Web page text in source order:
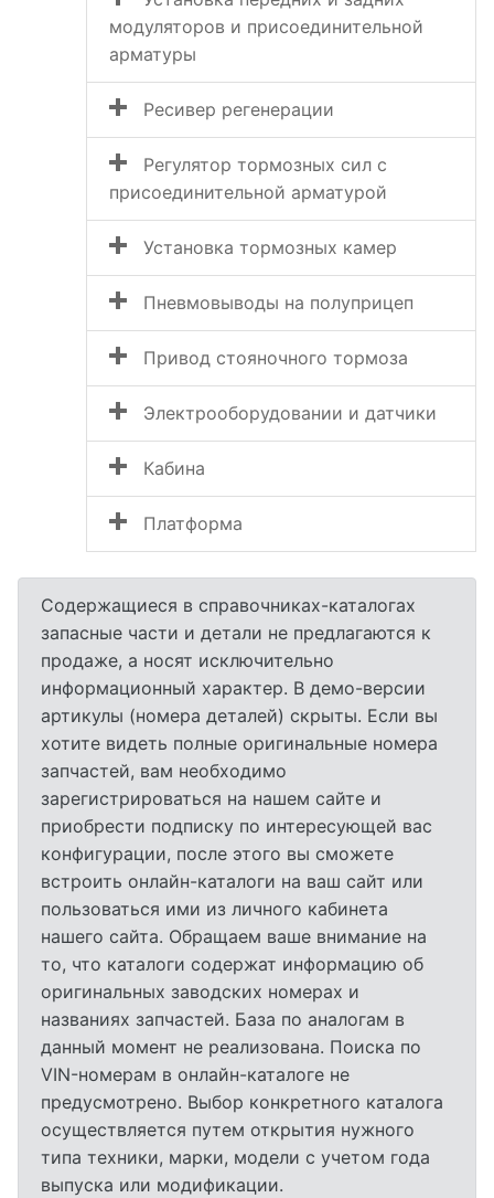
модуляторов и присоединительной
арматуры
Ресивер регенерации
Регулятор тормозных сил с
присоединительной арматурой
Установка тормозных камер
Пневмовыводы на полуприцеп
Привод стояночного тормоза
Электрооборудовании и датчики
Кабина
Платформа
Содержащиеся в справочниках-каталогах
запасные части и детали не предлагаются к
продаже, а носят исключительно
информационный характер. В демо-версии
артикулы (номера деталей) скрыты. Если вы
хотите видеть полные оригинальные номера
запчастей, вам необходимо
зарегистрироваться на нашем сайте и
приобрести подписку по интересующей вас
конфигурации, после этого вы сможете
встроить онлайн-каталоги на ваш сайт или
пользоваться ими из личного кабинета
нашего сайта. Обращаем ваше внимание на
то, что каталоги содержат информацию об
оригинальных заводских номерах и
названиях запчастей. База по аналогам в
данный момент не реализована. Поиска по
VIN-номерам в онлайн-каталоге не
предусмотрено. Выбор конкретного каталога
осуществляется путем открытия нужного
типа техники, марки, модели с учетом года
выпуска или модификации.